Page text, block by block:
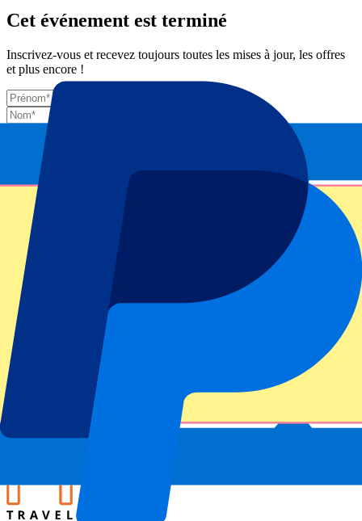
Cet événement est terminé
Inscrivez-vous et recevez toujours toutes les mises à jour, les offres
et plus encore !
Envoyer
Vos informations seront utilisées conformément à notrePrivacy
Policy
Merci d'avoir envoyé le formulaire !
Informations sur l'événement
À propos de Wales vs New Zealand
Compétition
Autumn Internationals 2025
Match
Wales vs New Zealand
Stade
Principality stadium
Lieu de l'événement
Cardiff, Royaume-Uni